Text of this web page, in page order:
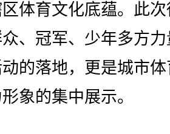
体育文化底蕴。此
、冠军、少年多方
的落地，更是城市
象的集中展示。